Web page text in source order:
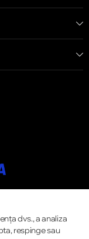
dvs., a analiza
respinge sau